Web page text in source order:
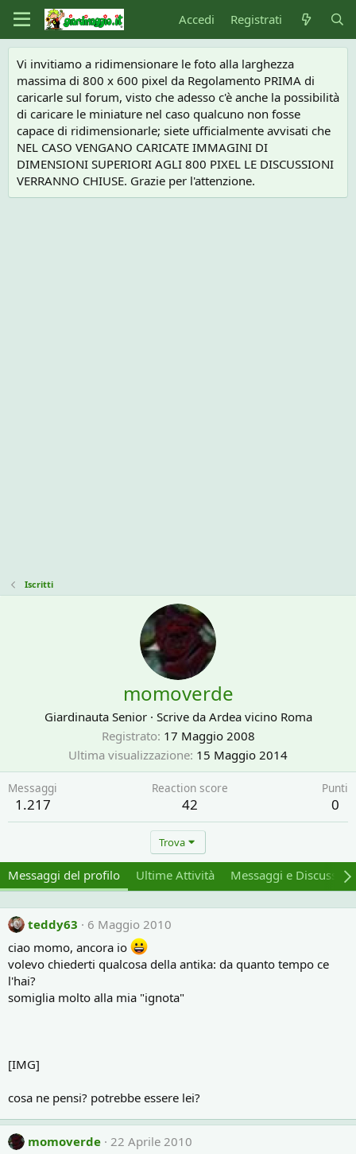
Accedi Registrati
Vi invitiamo a ridimensionare le foto alla larghezza
massima di 800 x 600 pixel da Regolamento PRIMA di
caricarle sul forum, visto che adesso c'è anche la possibilità
di caricare le miniature nel caso qualcuno non fosse
capace di ridimensionarle; siete ufficialmente avvisati che
NEL CASO VENGANO CARICATE IMMAGINI DI
DIMENSIONI SUPERIORI AGLI 800 PIXEL LE DISCUSSIONI
VERRANNO CHIUSE. Grazie per l'attenzione.
Iscritti
momoverde
Giardinauta Senior · Scrive da Ardea vicino Roma
Registrato 17 Maggio 2008
Ultima visualizzazione 15 Maggio 2014
Messaggi
1.217
Reaction score
42
Punti
0
Trova
Messaggi del profilo Ultime Attività Messaggi e
teddy63
6 Maggio 2010
ciao momo, ancora io
volevo chiederti qualcosa della antika: da quanto tempo ce
l'hai?
somiglia molto alla mia "ignota"
[IMG]
cosa ne pensi? potrebbe essere lei?
momoverde 22 Aprile 2010